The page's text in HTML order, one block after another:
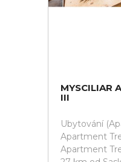
MYSCILIAR
III
Ubytování
Apartment
Apartment